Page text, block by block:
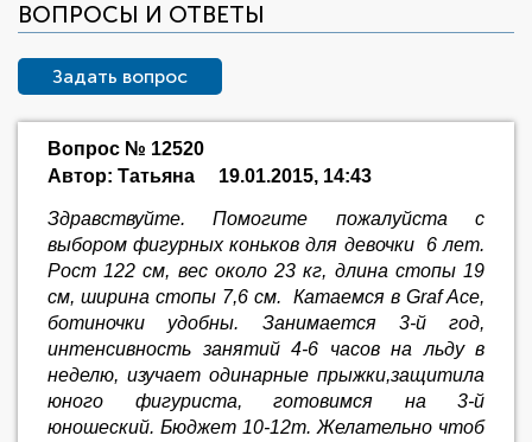
ВОПРОСЫ И ОТВЕТЫ
Задать вопрос
Вопрос № 12520
Автор: Татьяна
19.01.2015, 14:43
Здравствуйте. Помогите пожалуйста с
выбором фигурных коньков для девочки 6 лет.
Рост 122 см, вес около 23 кг, длина стопы 19
см, ширина стопы 7,6 см. Катаемся в Graf Ace,
ботиночки удобны. Занимается 3-й год,
интенсивность занятий 4-6 часов на льду в
неделю, изучает одинарные прыжки,защитила
юного фигуриста, готовимся на 3-й
юношеский. Бюджет 10-12т. Желательно чтоб